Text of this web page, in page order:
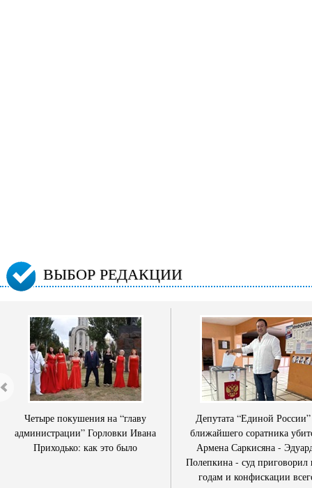
ВЫБОР РЕДАКЦИИ
Четыре покушения на “главу
администрации” Горловки Ивана
Приходько: как это было
Депутата “Единой
ближайшего соратника
Армена Саркисяна -
Полепкина - суд приговорил
годам и конфискации